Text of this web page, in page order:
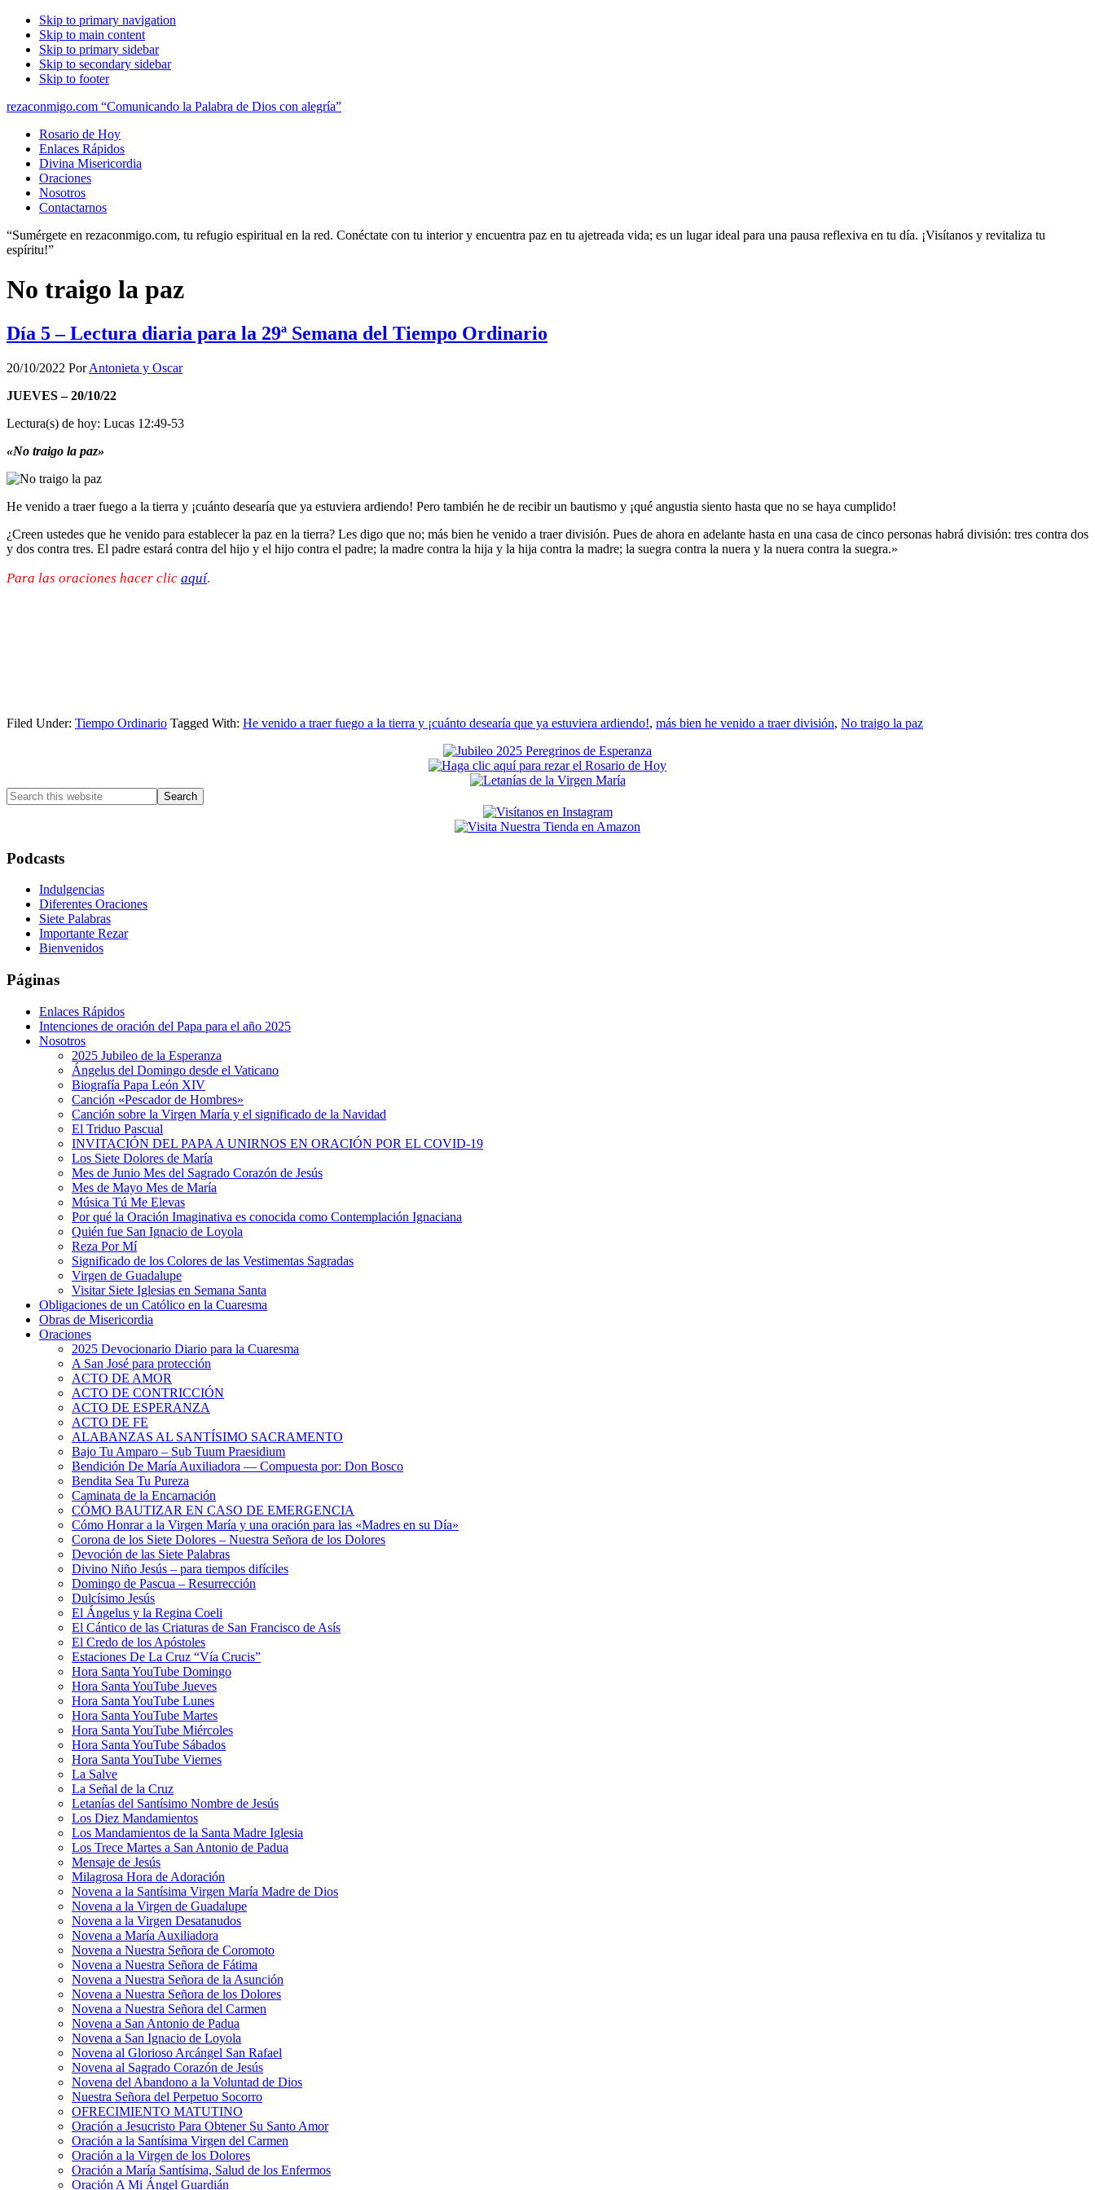
Skip to primary navigation
Skip to main content
Skip to primary sidebar
Skip to secondary sidebar
Skip to footer
rezaconmigo.com “Comunicando la Palabra de Dios con alegría”
Rosario de Hoy
Enlaces Rápidos
Divina Misericordia
Oraciones
Nosotros
Contactarnos
“Sumérgete en rezaconmigo.com, tu refugio espiritual en la red. Conéctate con tu interior y encuentra paz en tu ajetreada vida; es un lugar ideal para una pausa reflexiva en tu día. ¡Visítanos y revitaliza tu
espíritu!”
No traigo la paz
Día 5 – Lectura diaria para la 29ª Semana del Tiempo Ordinario
20/10/2022 PorAntonieta y Oscar
JUEVES – 20/10/22
Lectura(s) de hoy: Lucas 12:49-53
«No traigo la paz»
He venido a traer fuego a la tierra y ¡cuánto desearía que ya estuviera ardiendo! Pero también he de recibir un bautismo y ¡qué angustia siento hasta que no se haya cumplido!
¿Creen ustedes que he venido para establecer la paz en la tierra? Les digo que no; más bien he venido a traer división. Pues de ahora en adelante hasta en una casa de cinco personas habrá división: tres contra dos
y dos contra tres. El padre estará contra del hijo y el hijo contra el padre; la madre contra la hija y la hija contra la madre; la suegra contra la nuera y la nuera contra la suegra.»
Para las oraciones hacer clic aquí.
Filed Under: Tiempo Ordinario Tagged With: He venido a traer fuego a la tierra y ¡cuánto desearía que ya estuviera ardiendo!, más bien he venido a traer división, No traigo la paz
Search
this
Podcasts
Indulgencias
Diferentes Oraciones
Siete Palabras
Importante Rezar
Bienvenidos
Páginas
Enlaces Rápidos
Intenciones de oración del Papa para el año 2025
Nosotros
2025 Jubileo de la Esperanza
Ángelus del Domingo desde el Vaticano
Biografía Papa León XIV
Canción «Pescador de Hombres»
Canción sobre la Virgen María y el significado de la Navidad
El Triduo Pascual
INVITACIÓN DEL PAPA A UNIRNOS EN ORACIÓN POR EL COVID-19
Los Siete Dolores de María
Mes de Junio Mes del Sagrado Corazón de Jesús
Mes de Mayo Mes de María
Música Tú Me Elevas
Por qué la Oración Imaginativa es conocida como Contemplación Ignaciana
Quién fue San Ignacio de Loyola
Reza Por Mí
Significado de los Colores de las Vestimentas Sagradas
Virgen de Guadalupe
Visitar Siete Iglesias en Semana Santa
Obligaciones de un Católico en la Cuaresma
Obras de Misericordia
Oraciones
2025 Devocionario Diario para la Cuaresma
A San José para protección
ACTO DE AMOR
ACTO DE CONTRICCIÓN
ACTO DE ESPERANZA
ACTO DE FE
ALABANZAS AL SANTÍSIMO SACRAMENTO
Bajo Tu Amparo – Sub Tuum Praesidium
Bendición De María Auxiliadora — Compuesta por: Don Bosco
Bendita Sea Tu Pureza
Caminata de la Encarnación
CÓMO BAUTIZAR EN CASO DE EMERGENCIA
Cómo Honrar a la Virgen María y una oración para las «Madres en su Día»
Corona de los Siete Dolores – Nuestra Señora de los Dolores
Devoción de las Siete Palabras
Divino Niño Jesús – para tiempos difíciles
Domingo de Pascua – Resurrección
Dulcísimo Jesús
El Ángelus y la Regina Coeli
El Cántico de las Criaturas de San Francisco de Asís
El Credo de los Apóstoles
Estaciones De La Cruz “Vía Crucis”
Hora Santa YouTube Domingo
Hora Santa YouTube Jueves
Hora Santa YouTube Lunes
Hora Santa YouTube Martes
Hora Santa YouTube Miércoles
Hora Santa YouTube Sábados
Hora Santa YouTube Viernes
La Salve
La Señal de la Cruz
Letanías del Santísimo Nombre de Jesús
Los Diez Mandamientos
Los Mandamientos de la Santa Madre Iglesia
Los Trece Martes a San Antonio de Padua
Mensaje de Jesús
Milagrosa Hora de Adoración
Novena a la Santísima Virgen María Madre de Dios
Novena a la Virgen de Guadalupe
Novena a la Virgen Desatanudos
Novena a María Auxiliadora
Novena a Nuestra Señora de Coromoto
Novena a Nuestra Señora de Fátima
Novena a Nuestra Señora de la Asunción
Novena a Nuestra Señora de los Dolores
Novena a Nuestra Señora del Carmen
Novena a San Antonio de Padua
Novena a San Ignacio de Loyola
Novena al Glorioso Arcángel San Rafael
Novena al Sagrado Corazón de Jesús
Novena del Abandono a la Voluntad de Dios
Nuestra Señora del Perpetuo Socorro
OFRECIMIENTO MATUTINO
Oración a Jesucristo Para Obtener Su Santo Amor
Oración a la Santísima Virgen del Carmen
Oración a la Virgen de los Dolores
Oración a María Santísima, Salud de los Enfermos
Oración A Mi Ángel Guardián